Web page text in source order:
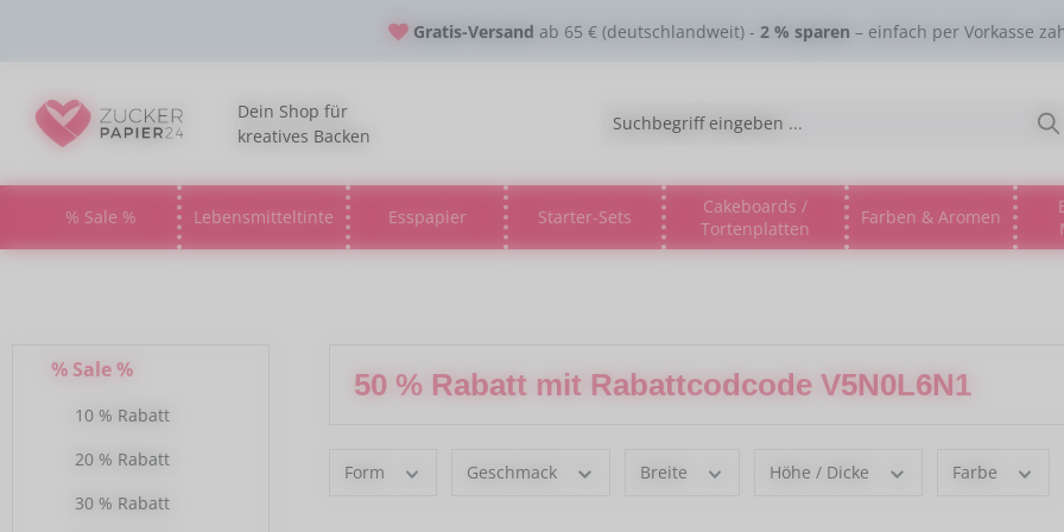
Gratis-Versand ab 65 € (deutschlandweit) - 2 % sparen – einfach per Vorkasse
Dein Shop für
kreatives Backen
% Sale %
Öffne oder Schließe das Dropdown der Kategorie % Sale %
Lebensmitteltinte
Öffne oder Schließe das Dropdown der Kategorie Lebensmitteltinte
Esspapier
Öffne oder Schließe das Dropdown der Kategorie Esspapier
Starter-Sets
Cakeboards /
Tortenplatten
Farben & Aromen
% Sale %
10 % Rabatt
20 % Rabatt
30 % Rabatt
50 % Rabatt mit Rabattcodcode V5N0L6N1
Form Geschmack Breite Höhe / Dicke Farbe